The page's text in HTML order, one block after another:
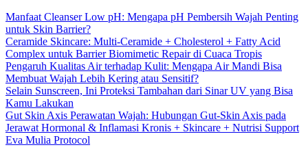
Manfaat Cleanser Low pH: Mengapa pH Pembersih Wajah Penting
untuk Skin Barrier?
Ceramide Skincare: Multi-Ceramide + Cholesterol + Fatty Acid
Complex untuk Barrier Biomimetic Repair di Cuaca Tropis
Pengaruh Kualitas Air terhadap Kulit: Mengapa Air Mandi Bisa
Membuat Wajah Lebih Kering atau Sensitif?
Selain Sunscreen, Ini Proteksi Tambahan dari Sinar UV yang Bisa
Kamu Lakukan
Gut Skin Axis Perawatan Wajah: Hubungan Gut-Skin Axis pada
Jerawat Hormonal & Inflamasi Kronis + Skincare + Nutrisi Support
Eva Mulia Protocol